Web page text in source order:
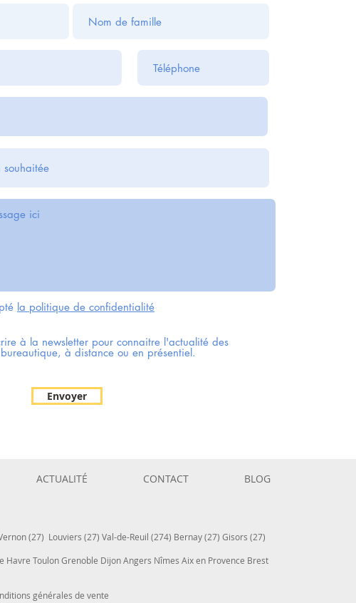
la politique de confidentialité
à la newsletter pour connaitre l'actualité des
à distance ou en présentiel.
Envoyer
ACTUALITÉ CONTACT
BLOG
(27) Louviers (27) Val-de-Reuil (274) Bernay (27) Gisors (27)
Toulon Grenoble Dijon Angers Nîmes Aix en Provence Brest
générales de vente